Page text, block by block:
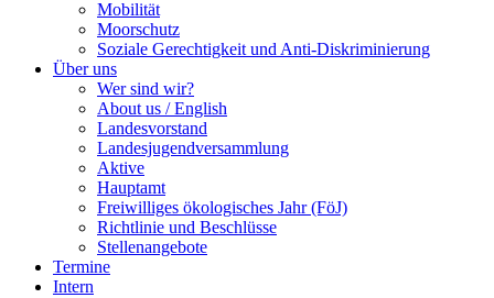
Mobilität
Moorschutz
Soziale Gerechtigkeit und Anti-Diskriminierung
Über uns
Wer sind wir?
About us / English
Landesvorstand
Landesjugendversammlung
Aktive
Hauptamt
Freiwilliges ökologisches Jahr (FöJ)
Richtlinie und Beschlüsse
Stellenangebote
Termine
Intern